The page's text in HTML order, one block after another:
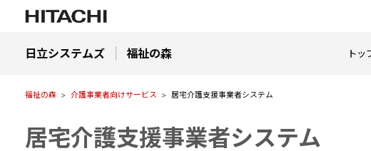
日立システムズ 福祉の森 トッ
福祉の森 介護事業者向けサービス 居宅介護支援事業者システム
居宅介護支援事業者システム